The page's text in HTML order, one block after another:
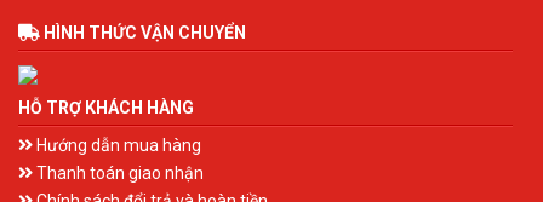
HÌNH THỨC VẬN CHUYỂN
HỖ TRỢ KHÁCH HÀNG
Hướng dẫn mua hàng
Thanh toán giao nhận